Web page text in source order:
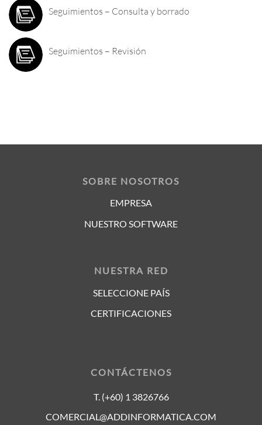
Seguimientos – Consulta y borrado
Seguimientos – Revisión
SOBRE NOSOTROS
EMPRESA
NUESTRO SOFTWARE
NUESTRA RED
SELECCIONE PAÍS
CERTIFICACIONES
CONTÁCTENOS
T. (+60) 1 3826766
COMERCIAL@ADDINFORMATICA.COM